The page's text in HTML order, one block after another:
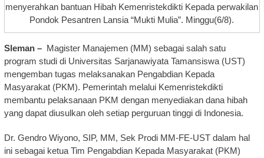
menyerahkan bantuan Hibah Kemenristekdikti Kepada perwakilan
Pondok Pesantren Lansia “Mukti Mulia”. Minggu(6/8).
Sleman – Magister Manajemen (MM) sebagai salah satu
program studi di Universitas Sarjanawiyata Tamansiswa (UST)
mengemban tugas melaksanakan Pengabdian Kepada
Masyarakat (PKM). Pemerintah melalui Kemenristekdikti
membantu pelaksanaan PKM dengan menyediakan dana hibah
yang dapat diusulkan oleh setiap perguruan tinggi di Indonesia.
Dr. Gendro Wiyono, SIP, MM, Sek Prodi MM-FE-UST dalam hal
ini sebagai ketua Tim Pengabdian Kepada Masyarakat (PKM)